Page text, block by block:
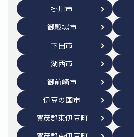
掛川市
御殿場市
下田市
湖西市
御前崎市
伊豆の国市
賀茂郡東伊豆町